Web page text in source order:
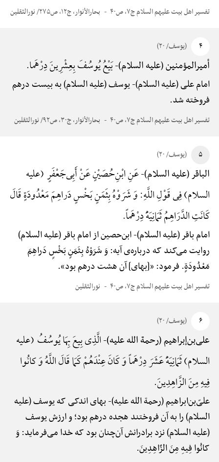
تفسیر اهل بیت علیهم السلام ج۷، ص۴۰ بحارالأنوار، ج۱۲، ص۲۷۵/ نورالثقلین
۴ (یوسف/ ۲۰)
أمیرالمؤمنین (علیه السلام)-بَیْعُ یُوسُفَ بِعِشْرِینَ دِرْهَما.
امام علی (علیه السلام)-یوسف (علیه السلام) به بیست درهم
فروخته شد.
تفسیر اهل بیت علیهم السلام ج۷، ص۴۰ بحارالأنوار، ج۳۰، ص۹۲/ نورالثقلین
۵ (یوسف/ ۲۰)
الباقر (علیه السلام)-عَنِ ابْنِ‌حُصَیْنٍ عَنْ أَبِی‌جَعْفَرٍ (علیه
السلام) فِی قَوْلِ اللَّهِ: وَ شَرَوْهُ بِثَمَنٍ بَخْسٍ دَراهِمَ مَعْدُودَةٍ قَالَ
کَانَتِ الدَّرَاهِمُ ثَمَانِیَهًَْ دِرْهَماً.
امام باقر (علیه السلام)-ابن‌حصین از امام باقر (علیه السلام)
روایت می‌کند که درباره‌ی آیه: وَ شَرَوْهُ بِثَمَنٍ بَخْسٍ دَراهِمَ
مَعْدُودَةٍ. فرمود: «[بهای] آن هشت درهم بود».
تفسیر اهل بیت علیهم السلام ج۷، ص۴۰ نورالثقلین
۶ (یوسف/ ۲۰)
علی‌بن‌إبراهیم (رحمة الله علیه)-الَّذِی بِیعَ بِهَا یُوسُفُ (علیه
السلام) ثَمَانِیَهًَْ عَشَرَ دِرْهَماً وَ کَانَ عِنْدَهُمْ کَمَا قَالَ اللَّهُ وَ کانُوا
فِیهِ مِنَ الزَّاهِدِینَ.
علیّ‌بن‌ابراهیم (رحمة الله علیه)-بهای اندکی که یوسف (علیه
السلام) را به آن فروختند هجده درهم بود؛ و ارزش یوسف
(علیه السلام) نزد برادرانش آن‌چنان بود که خدا می‌فرماید: وَ
کانُوا فِیهِ مِنَ الزَّاهِدِینَ.